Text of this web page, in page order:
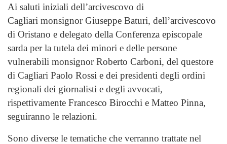
Ai saluti iniziali dell’arcivescovo di
Cagliari monsignor Giuseppe Baturi, dell’arcivescovo
di Oristano e delegato della Conferenza episcopale
sarda per la tutela dei minori e delle persone
vulnerabili monsignor Roberto Carboni, del questore
di Cagliari Paolo Rossi e dei presidenti degli ordini
regionali dei giornalisti e degli avvocati,
rispettivamente Francesco Birocchi e Matteo Pinna,
seguiranno le relazioni.
Sono diverse le tematiche che verranno trattate nel